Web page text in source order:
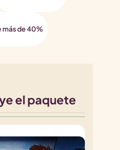
más de 40%
el paquete